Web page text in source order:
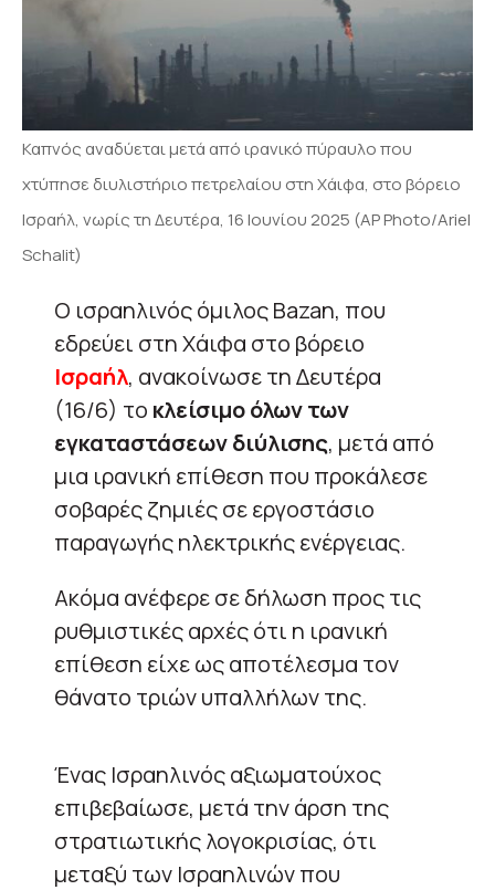
Καπνός αναδύεται μετά από ιρανικό πύραυλο που
χτύπησε διυλιστήριο πετρελαίου στη Χάιφα, στο βόρειο
Ισραήλ, νωρίς τη Δευτέρα, 16 Ιουνίου 2025 (AP Photo/Ariel
Schalit)
Ο ισραηλινός όμιλος Bazan, που
εδρεύει στη Χάιφα στο βόρειο
Ισραήλ, ανακοίνωσε τη Δευτέρα
(16/6) το κλείσιμο όλων των
εγκαταστάσεων διύλισης, μετά από
μια ιρανική επίθεση που προκάλεσε
σοβαρές ζημιές σε εργοστάσιο
παραγωγής ηλεκτρικής ενέργειας.
Ακόμα ανέφερε σε δήλωση προς τις
ρυθμιστικές αρχές ότι η ιρανική
επίθεση είχε ως αποτέλεσμα τον
θάνατο τριών υπαλλήλων της.
Ένας Ισραηλινός αξιωματούχος
επιβεβαίωσε, μετά την άρση της
στρατιωτικής λογοκρισίας, ότι
μεταξύ των Ισραηλινών που